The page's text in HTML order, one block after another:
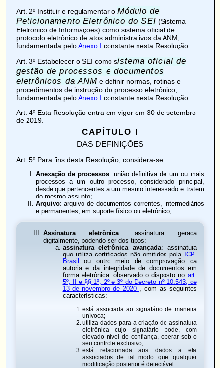
Art. 2ºInstituir e regulamentar o Módulo de
Peticionamento Eletrônico do SEI (Sistema
Eletrônico de Informações) como sistema oficial de
protocolo eletrônico de atos administrativos da ANM,
fundamentada peloAnexo I constante nesta Resolução.
Art. 3ºEstabelecer o SEI como sistema oficial de
gestão de processos e documentos
eletrônicos da ANM e definir normas, rotinas e
procedimentos de instrução do processo eletrônico,
fundamentada peloAnexo I constante nesta Resolução.
Art. 4ºEsta Resolução entra em vigor em 30 de setembro
de 2019.
CAPÍTULO I
DAS DEFINIÇÕES
Art. 5ºPara fins desta Resolução, considera-se:
Anexação de processos: união definitiva de um ou mais
processos a um outro processo, considerado principal,
desde que pertencentes a um mesmo interessado e tratem
do mesmo assunto;
Arquivo: arquivo de documentos correntes, intermediários
e permanentes, em suporte físico ou eletrônico;
Assinatura eletrônica: assinatura gerada
digitalmente, podendo ser dos tipos:
assinatura eletrônica avançada: assinatura
que utiliza certificados não emitidos pela
ICP-
Brasil
ou outro meio de comprovação da
autoria e da integridade de documentos em
forma eletrônica, observado o disposto no art.
5º, II e §§ 1º, 2º e 3º do Decreto nº 10.543, de
13 de novembro de 2020 , com as seguintes
características:
está associada ao signatário de maneira
unívoca;
utiliza dados para a criação de assinatura
eletrônica cujo signatário pode, com
elevado nível de confiança, operar sob o
seu controle exclusivo;
está relacionada aos dados a ela
associados de tal modo que qualquer
modificação posterior é detectável.